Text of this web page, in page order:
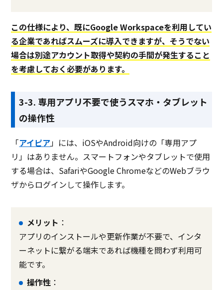
この仕様により、既にGoogle Workspaceを利用してい
る企業であればスムーズに導入できますが、そうでない
場合は別途アカウント取得や契約の手間が発生すること
を考慮しておく必要があります。
3-3. 専用アプリ不要で使うスマホ・タブレット
の操作性
「アイピア」には、iOSやAndroid向けの「専用アプ
リ」はありません。スマートフォンやタブレットで使用
する場合は、SafariやGoogle ChromeなどのWebブラウ
ザからログインして操作します。
メリット ：
アプリのインストールや更新作業が不要で、インタ
ーネットに繋がる端末であれば機種を問わず利用可
能です。
操作性 ：